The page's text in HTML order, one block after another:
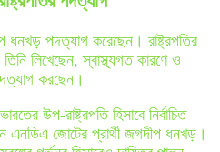
ধনখড় পদত্যাগ করেছেন। রাষ্ট্রপতির
লিখেছেন, স্বাস্থ্যগত কারণে ও
করছেন।
উপ-রাষ্ট্রপতি হিসাবে নির্বাচিত
এনডিএ জোটের প্রার্থী জগদীপ ধনখড়।